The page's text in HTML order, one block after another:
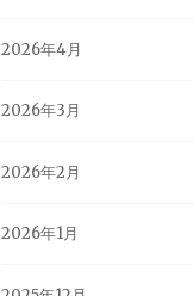
2026年4月
2026年3月
2026年2月
2026年1月